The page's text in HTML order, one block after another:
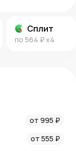
Сплит
по 564 ₽x4
от 995 ₽
от 555 ₽